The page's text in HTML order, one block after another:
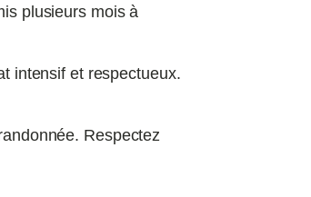
plusieurs mois à
intensif et respectueux.
Respectez